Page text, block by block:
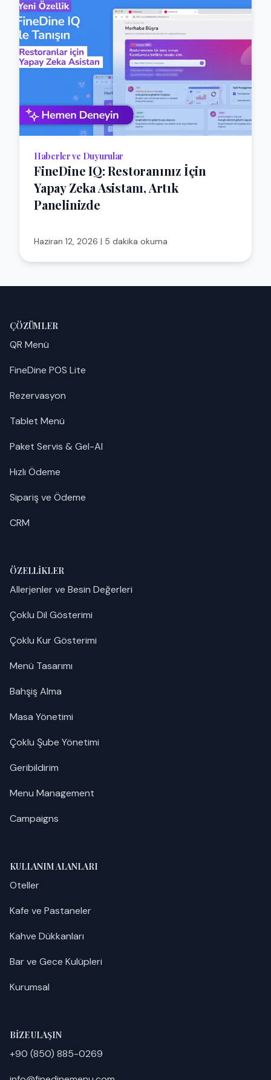
Haberler ve Duyurular
FineDine IQ: Restoranınız İçin
Yapay Zeka Asistanı, Artık
Panelinizde
Haziran 12, 2026 | 5 dakika okuma
ÇÖZÜMLER
QR Menü
FineDine POS Lite
Rezervasyon
Tablet Menü
Paket Servis & Gel-Al
Hızlı Ödeme
Sipariş ve Ödeme
CRM
ÖZELLIKLER
Allerjenler ve Besin Değerleri
Çoklu Dil Gösterimi
Çoklu Kur Gösterimi
Menü Tasarımı
Bahşiş Alma
Masa Yönetimi
Çoklu Şube Yönetimi
Geribildirim
Menu Management
Campaigns
KULLANIM ALANLARI
Oteller
Kafe ve Pastaneler
Kahve Dükkanları
Bar ve Gece Kulüpleri
Kurumsal
BIZE ULAŞIN
+90 (850) 885-0269